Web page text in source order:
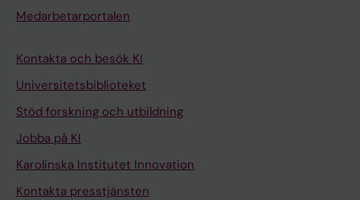
Medarbetarportalen
Kontakta och besök KI
Universitetsbiblioteket
Stöd forskning och utbildning
Jobba på KI
Karolinska Institutet Innovation
Kontakta presstjänsten